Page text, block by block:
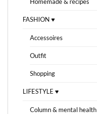
Homemade & recipes
FASHION ♥
Accessoires
Outfit
Shopping
LIFESTYLE ♥
Column & mental health